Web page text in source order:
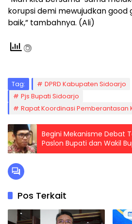
korupsi demi mewujudkan
baik,” tambahnya. (Ali)
Tag:
DPRD Kabupaten Sidoarjo
Pjs Bupati Sidoarjo
Rapat Koordinasi Pemberantasan
Begini Mekanisme Debat
Paslon Bupati dan Wakil
Pos Terkait